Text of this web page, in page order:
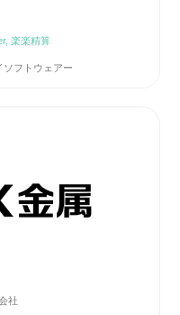
楽楽精算
ソフトウェアー
社